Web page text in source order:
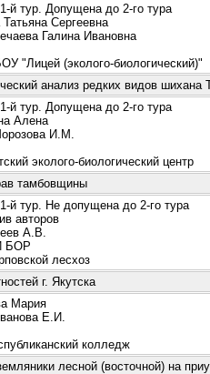
й тур. Допущена до 2-го тура
Сергеевна
Галина Ивановна
"Лицей (эколого-биологический)"
анализ редких видов шихана
й тур. Допущена до 2-го тура
Алена
И.М.
эколого-биологический центр
тамбовщины
й тур. Не допущена до 2-го тура
авторов
А.В.
БОР
лесхоз
г. Якутска
Мария
Е.И.
колледж
лесной (восточной) на